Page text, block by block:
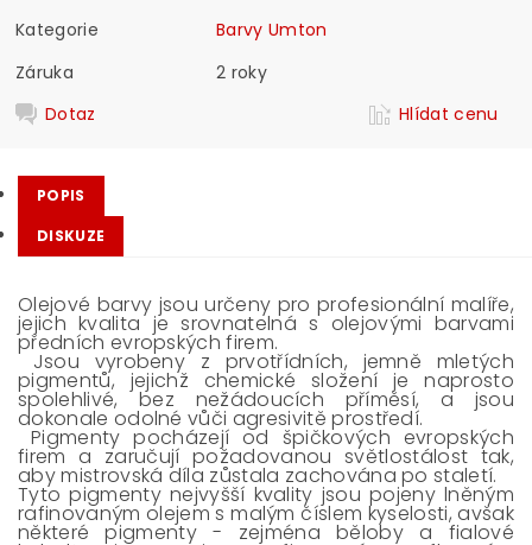
Kategorie
Barvy Umton
Záruka
2 roky
Dotaz
Hlídat cenu
POPIS
DISKUZE
Olejové barvy jsou určeny pro profesionální malíře,
jejich kvalita je srovnatelná s olejovými barvami
předních evropských firem.
Jsou vyrobeny z prvotřídních, jemně mletých
pigmentů, jejichž chemické složení je naprosto
spolehlivé, bez nežádoucích příměsí, a jsou
dokonale odolné vůči agresivitě prostředí.
Pigmenty pocházejí od špičkových evropských
firem a zaručují požadovanou světlostálost tak,
aby mistrovská díla zůstala zachována po staletí.
Tyto pigmenty nejvyšší kvality jsou pojeny lněným
rafinovaným olejem s malým číslem kyselosti, avšak
některé pigmenty - zejména běloby a fialové